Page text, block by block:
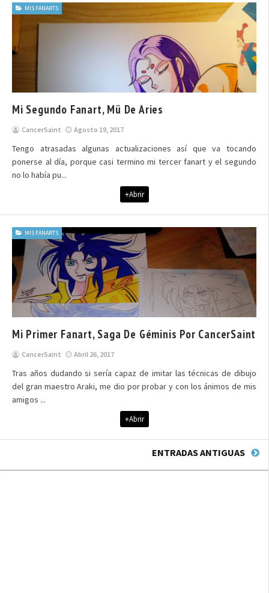
MIS FANARTS
Mi Segundo Fanart, Mü De Aries
CancerSaint Agosto 19, 2017
Tengo atrasadas algunas actualizaciones así que va tocando
ponerse al día, porque casi termino mi tercer fanart y el segundo
no lo había pu...
+Abrir
MIS FANARTS
Mi Primer Fanart, Saga De Géminis Por CancerSaint
CancerSaint Abril 26, 2017
Tras años dudando si sería capaz de imitar las técnicas de dibujo
del gran maestro Araki, me dio por probar y con los ánimos de mis
amigos ...
+Abrir
ENTRADAS ANTIGUAS